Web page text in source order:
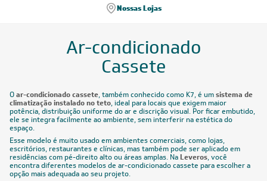
Nossas Lojas
Ar-condicionado
Cassete
Oar-condicionado cassete, também conhecido como K7, é umsistema de
climatização instalado no teto, ideal para locais que exigem maior
potência, distribuição uniforme do ar e discrição visual. Por ficar embutido,
ele se integra facilmente ao ambiente, sem interferir na estética do
espaço.
Esse modelo é muito usado em ambientes comerciais, como lojas,
escritórios, restaurantes e clínicas, mas também pode ser aplicado em
residências com pé-direito alto ou áreas amplas. Na Leveros, você
encontra diferentes modelos de ar-condicionado cassete para escolher a
opção mais adequada ao seu projeto.